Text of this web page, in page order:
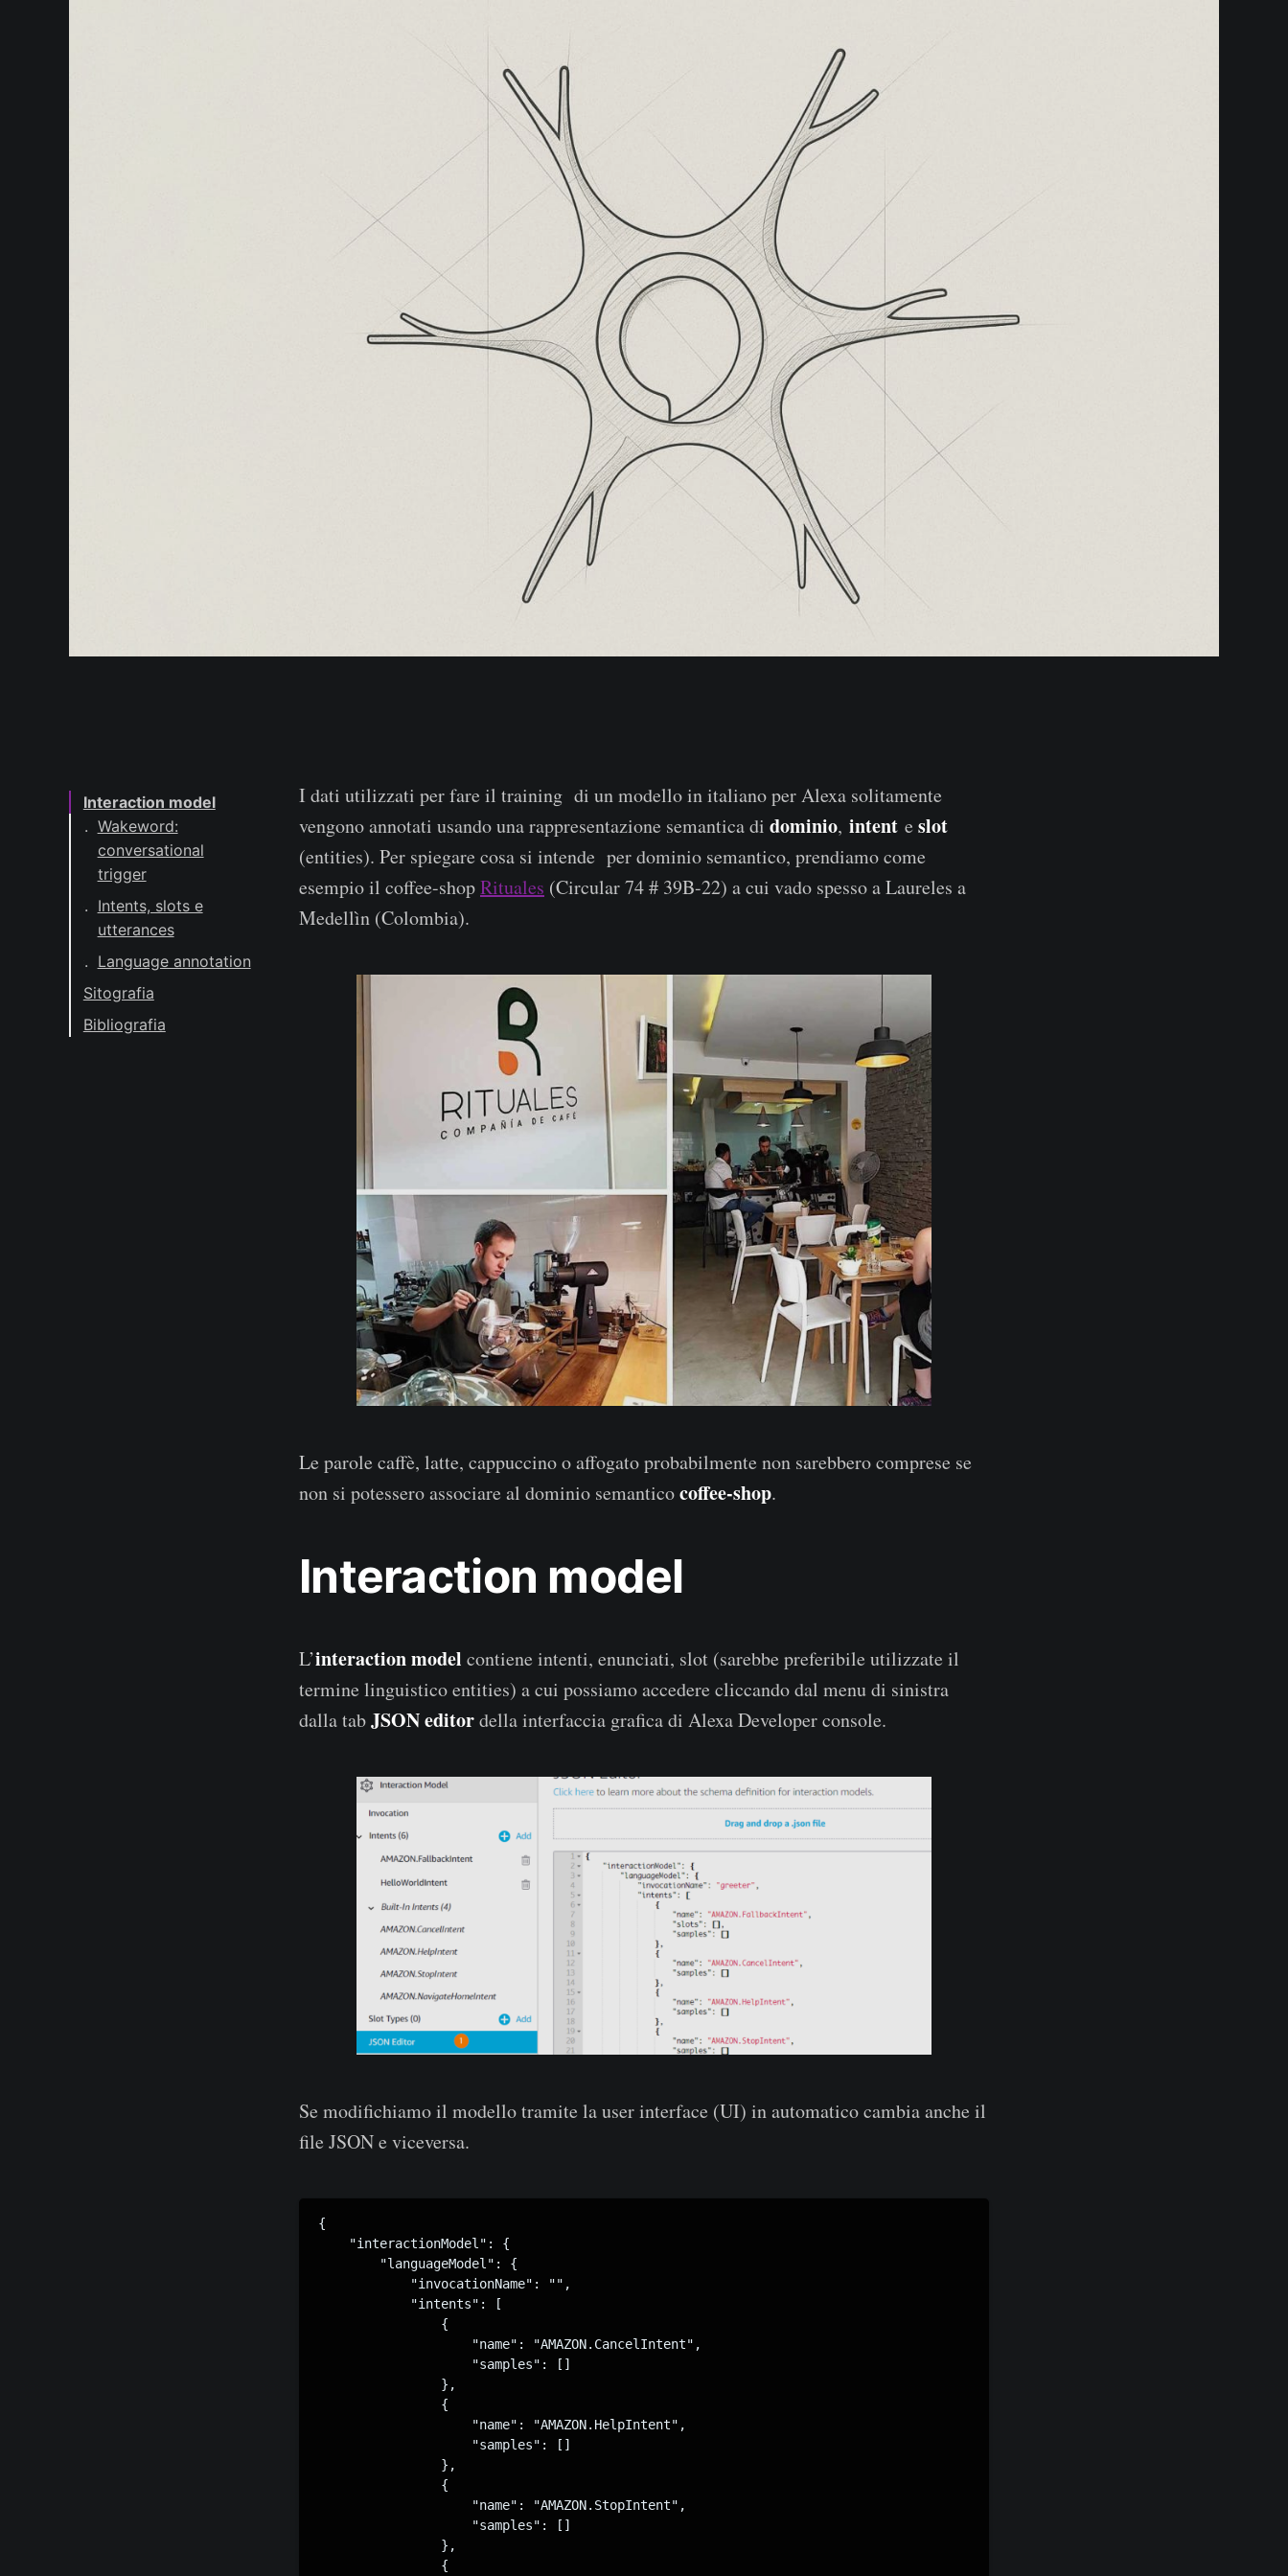
Interaction model
Wakeword:
conversational
trigger
Intents, slots e
utterances
Language annotation
Sitografia
Bibliografia
I dati utilizzati per fare il training di un modello in italiano per Alexa solitamente
vengono annotati usando una rappresentazione semantica di dominio, intent e slot
(entities). Per spiegare cosa si intende per dominio semantico, prendiamo come
esempio il coffee-shopRituales (Circular 74 # 39B-22) a cui vado spesso a Laureles a
Medellìn (Colombia).
Le parole caffè, latte, cappuccino o affogato probabilmente non sarebbero comprese se
non si potessero associare al dominio semanticocoffee-shop.
Interaction model
L’interaction model contiene intenti, enunciati, slot (sarebbe preferibile utilizzate il
termine linguistico entities) a cui possiamo accedere cliccando dal menu di sinistra
dalla tabJSON editordella interfaccia grafica di Alexa Developer console.
Se modifichiamo il modello tramite la user interface (UI) in automatico cambia anche il
file JSON e viceversa.
{
    "interactionModel": {
        "languageModel": {
            "invocationName": "",
            "intents": [
                {
                    "name": "AMAZON.CancelIntent",
                    "samples": []
                },
                {
                    "name": "AMAZON.HelpIntent",
                    "samples": []
                },
                {
                    "name": "AMAZON.StopIntent",
                    "samples": []
                },
                {